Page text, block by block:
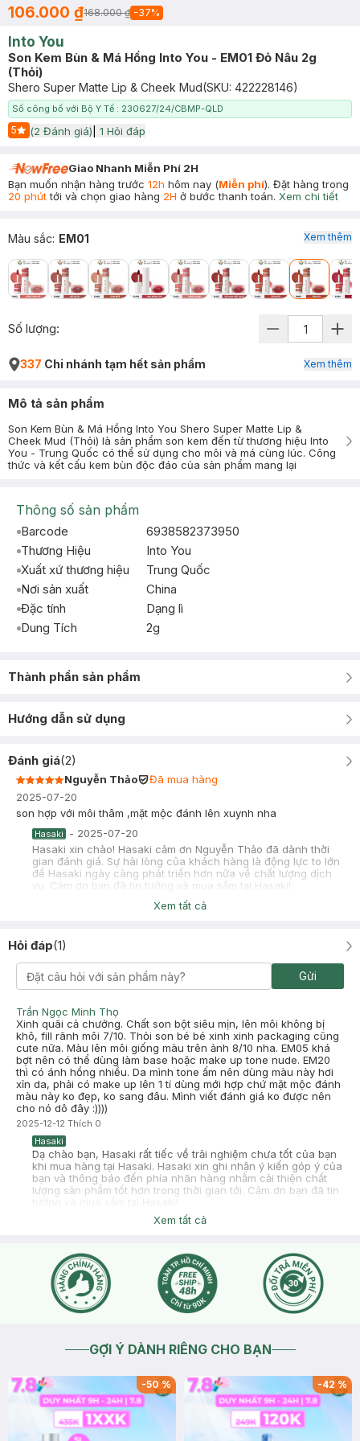
106.000 ₫168.000 ₫ -37%
Into You
Son Kem Bùn & Má Hồng Into You - EM01 Đỏ Nâu 2g
(Thỏi)
Shero Super Matte Lip & Cheek Mud(SKU: 422228146)
Số công bố với Bộ Y Tế : 230627/24/CBMP-QLD
5
Start Icon
(2 Đánh giá) 1 Hỏi đáp
Giao Nhanh Miễn Phí 2H
Bạn muốn nhận hàng trước 12h hôm nay (Miễn phí). Đặt hàng trong
20 phúttới và chọn giao hàng 2H ở bước thanh toán. Xem chi tiết
Màu sắc: EM01 Xem thêm
Số lượng:
337 Chi nhánh tạm hết sản phẩm Xem thêm
Mô tả sản phẩm
Son Kem Bùn & Má Hồng Into You Shero Super Matte Lip &
Cheek Mud (Thỏi) là sản phẩm son kem đến từ thương hiệu Into
You - Trung Quốc có thể sử dụng cho môi và má cùng lúc. Công
thức và kết cấu kem bùn độc đáo của sản phẩm mang lại
Thông số sản phẩm
Barcode
6938582373950
Thương Hiệu
Into You
Xuất xứ thương hiệu
Trung Quốc
Nơi sản xuất
China
Đặc tính
Dạng lì
Dung Tích
2g
Thành phần sản phẩm
Hướng dẫn sử dụng
Đánh giá(2)
Nguyễn Thảo
Đã mua hàng
2025-07-20
son hợp với môi thâm ,mặt mộc đánh lên xuynh nha
Hasaki - 2025-07-20
Hasaki xin chào! Hasaki cảm ơn Nguyễn Thảo đã dành thời
gian đánh giá. Sự hài lòng của khách hàng là động lực to lớn
để Hasaki ngày càng phát triển hơn nữa về chất lượng dịch
vụ. Cảm ơn bạn đã tin tưởng và mua sắm tại Hasaki!
Đã mua hàng
mua theo review, màu hồng rất đẹp cho da ấm nha, ko có ánh
Xem tất cả
Hỏi đáp(1)
Gửi
Trần Ngọc Minh Thọ
Xinh quãi cả chưởng. Chất son bột siêu mịn, lên môi không bị
khô, fill rãnh môi 7/10. Thỏi son bé bé xinh xinh packaging cũng
cute nữa. Màu lên môi giống màu trên ảnh 8/10 nha. EM05 khá
bợt nên có thể dùng làm base hoặc make up tone nude. EM20
thì có ánh hồng nhiều. Da mình tone ấm nên dùng màu này hơi
xỉn da, phải có make up lên 1 tí dùng mới hợp chứ mặt mộc đánh
màu này ko đẹp, ko sang đâu. Mình viết đánh giá ko được nên
cho nó dô đây :))))
2025-12-12 Thích 0
Hasaki
Dạ chào bạn, Hasaki rất tiếc về trải nghiệm chưa tốt của bạn
khi mua hàng tại Hasaki. Hasaki xin ghi nhận ý kiến góp ý của
bạn và thông báo đến phía nhãn hàng nhằm cải thiện chất
lượng sản phẩm tốt hơn trong thời gian tới. Cảm ơn bạn đã tin
Xem tất cả
GỢI Ý DÀNH RIÊNG CHO BẠN
-50% -42%